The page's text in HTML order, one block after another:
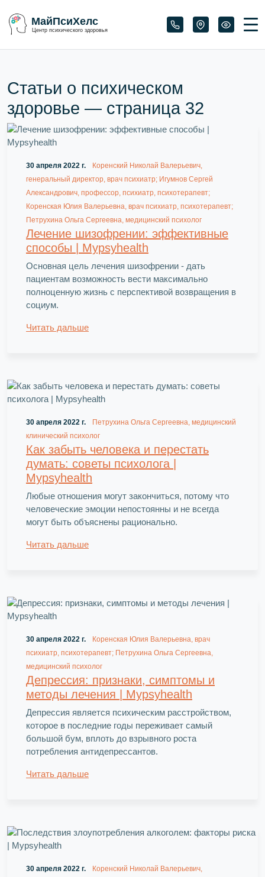
МайПсиХелс
Центр психического здоровья
Статьи о психическом
здоровье — страница 32
30 апреля 2022 г.
Коренский Николай Валерьевич,
генеральный директор, врач психиатр; Игумнов Сергей
Александрович, профессор, психиатр, психотерапевт;
Коренская Юлия Валерьевна, врач психиатр, психотерапевт;
Петрухина Ольга Сергеевна, медицинский психолог
Лечение шизофрении: эффективные
способы | Mypsyhealth
Основная цель лечения шизофрении - дать
пациентам возможность вести максимально
полноценную жизнь с перспективой возвращения в
социум.
Читать дальше
30 апреля 2022 г.
Петрухина Ольга Сергеевна, медицинский
клинический психолог
Как забыть человека и перестать
думать: советы психолога |
Mypsyhealth
Любые отношения могут закончиться, потому что
человеческие эмоции непостоянны и не всегда
могут быть объяснены рационально.
Читать дальше
30 апреля 2022 г.
Коренская Юлия Валерьевна, врач
психиатр, психотерапевт; Петрухина Ольга Сергеевна,
медицинский психолог
Депрессия: признаки, симптомы и
методы лечения | Mypsyhealth
Депрессия является психическим расстройством,
которое в последние годы переживает самый
большой бум, вплоть до взрывного роста
потребления антидепрессантов.
Читать дальше
30 апреля 2022 г.
Коренский Николай Валерьевич,